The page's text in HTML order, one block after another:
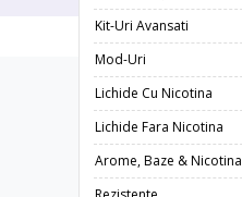
Kit-Uri Avansati
Mod-Uri
Lichide Cu Nicotina
Lichide Fara Nicotina
Arome, Baze & Nicotina